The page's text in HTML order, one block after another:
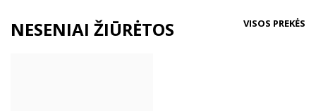
NESENIAI ŽIŪRĖTOS VISOS PREKĖS